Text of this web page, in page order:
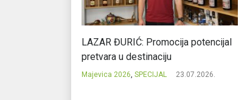
LAZAR ĐURIĆ: Promocija potencijal
pretvara u destinaciju
Majevica 2026, SPECIJAL 23.07.2026.